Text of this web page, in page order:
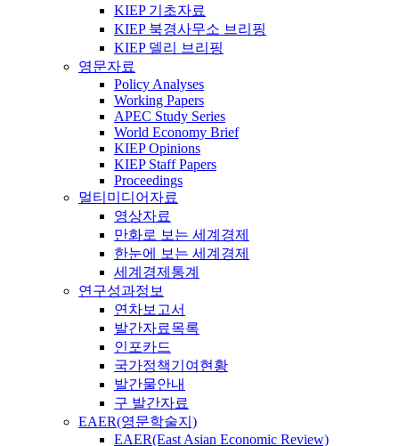
KIEP 기초자료
KIEP 북경사무소 브리핑
KIEP 델리 브리핑
영문자료
Policy Analyses
Working Papers
APEC Study Series
World Economy Brief
KIEP Opinions
KIEP Staff Papers
Proceedings
멀티미디어자료
영상자료
만화로 보는 세계경제
한눈에 보는 세계경제
세계경제통계
연구성과정보
연차보고서
발간자료목록
인포카드
국가정책기여현황
발간물안내
구 발간자료
EAER(영문학술지)
EAER(East Asian Economic Review)